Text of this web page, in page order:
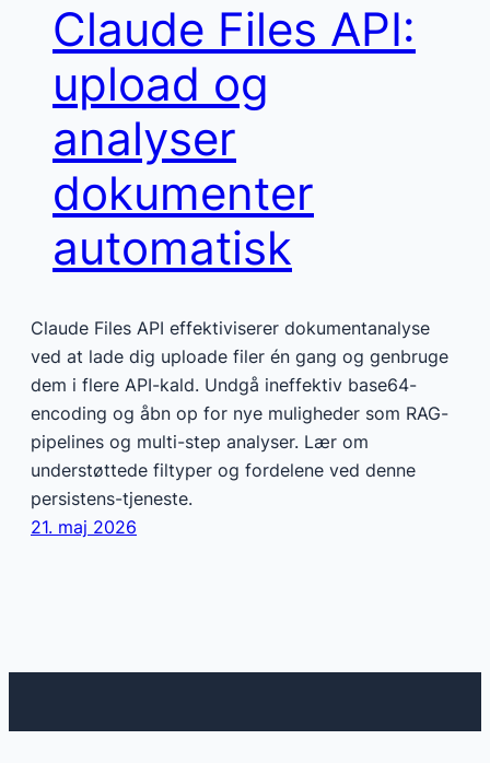
Claude Files API:
upload og
analyser
dokumenter
automatisk
Claude Files API effektiviserer dokumentanalyse
ved at lade dig uploade filer én gang og genbruge
dem i flere API-kald. Undgå ineffektiv base64-
encoding og åbn op for nye muligheder som RAG-
pipelines og multi-step analyser. Lær om
understøttede filtyper og fordelene ved denne
persistens-tjeneste.
21. maj 2026